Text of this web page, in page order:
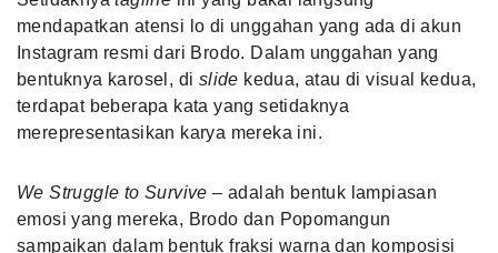
mendapatkan atensi lo di unggahan yang ada di akun
Instagram resmi dari Brodo. Dalam unggahan yang
bentuknya karosel, di slide kedua, atau di visual kedua,
terdapat beberapa kata yang setidaknya
merepresentasikan karya mereka ini.
We Struggle to Survive – adalah bentuk lampiasan
emosi yang mereka, Brodo dan Popomangun
sampaikan dalam bentuk fraksi warna dan komposisi